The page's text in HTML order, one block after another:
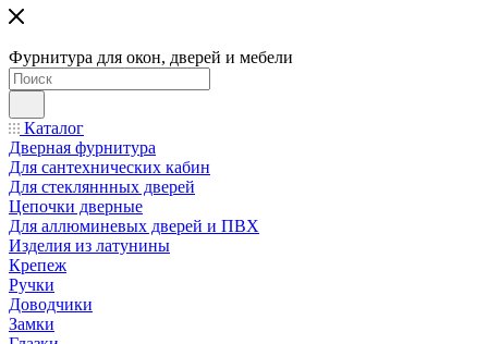
Фурнитура для окон, дверей и мебели
Каталог
Дверная фурнитура
Для сантехнических кабин
Для стекляннных дверей
Цепочки дверные
Для аллюминевых дверей и ПВХ
Изделия из латунины
Крепеж
Ручки
Доводчики
Замки